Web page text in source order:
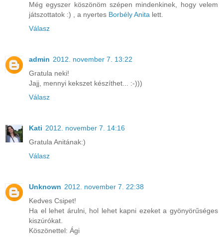
Még egyszer köszönöm szépen mindenkinek, hogy velem
játszottatok :) , a nyertes Borbély Anita lett.
Válasz
admin 2012. november 7. 13:22
Gratula neki!
Jajj, mennyi kekszet készíthet... :-)))
Válasz
Kati 2012. november 7. 14:16
Gratula Anitának:)
Válasz
Unknown 2012. november 7. 22:38
Kedves Csipet!
Ha el lehet árulni, hol lehet kapni ezeket a gyönyörűséges
kiszúrókat.
Köszönettel: Ági